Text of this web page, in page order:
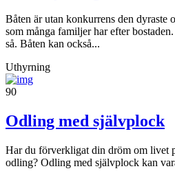
Båten är utan konkurrens den dyraste
som många familjer har efter
så. Båten kan också...
Uthyrning
90
Odling med självplock
Har du förverkligat din dröm om livet
odling? Odling med självplock kan